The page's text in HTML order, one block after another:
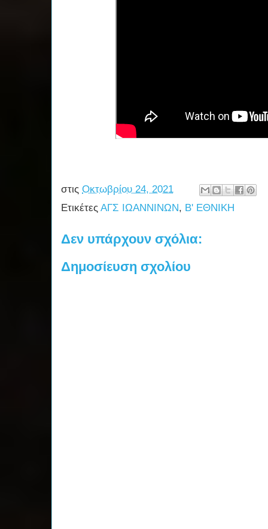
στις Οκτωβρίου 24, 2021
Ετικέτες ΑΓΣ ΙΩΑΝΝΙΝΩΝ, Β' ΕΘΝΙΚΗ
Δεν υπάρχουν σχόλια:
Δημοσίευση σχολίου